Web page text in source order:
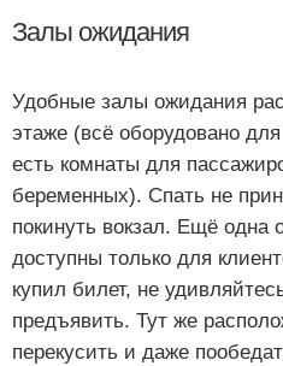
Залы ожидания
Удобные залы ожидания
этаже (всё оборудовано
есть комнаты для
беременных). Спать не
покинуть вокзал. Ещё одна
доступны только для
купил билет, не
предъявить. Тут же
перекусить и даже